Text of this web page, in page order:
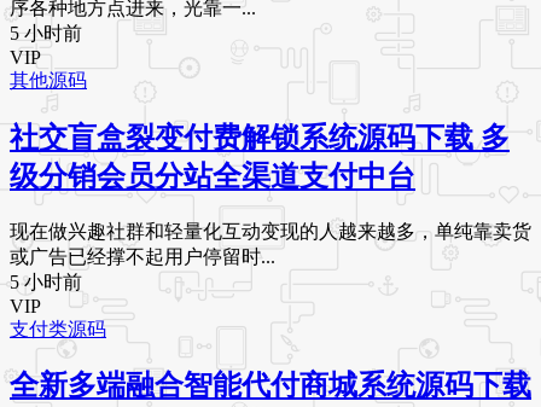
序各种地方点进来，光靠一...
5 小时前
VIP
其他源码
社交盲盒裂变付费解锁系统源码下载 多
级分销会员分站全渠道支付中台
现在做兴趣社群和轻量化互动变现的人越来越多，单纯靠卖货
或广告已经撑不起用户停留时...
5 小时前
VIP
支付类源码
全新多端融合智能代付商城系统源码下载